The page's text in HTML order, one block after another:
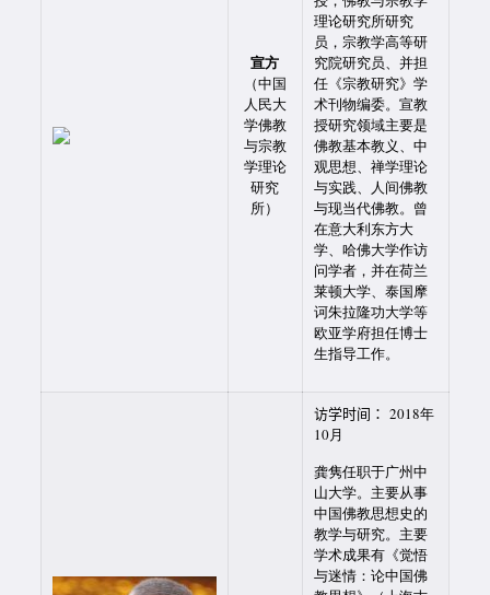
宣方
（中国
人民大
学佛教
与宗教
学理论
研究
所）
理论研究所研究
员，宗教学高等研
究院研究员、并担
任《宗教研究》学
术刊物编委。宣教
授研究领域主要是
佛教基本教义、中
观思想、禅学理论
与实践、人间佛教
与现当代佛教。曾
在意大利东方大
学、哈佛大学作访
问学者，并在荷兰
莱顿大学、泰国摩
诃朱拉隆功大学等
欧亚学府担任博士
生指导工作。
访学时间： 2018年
10月
龚隽任职于广州中
山大学。主要从事
中国佛教思想史的
教学与研究。主要
学术成果有《觉悟
与迷情：论中国佛